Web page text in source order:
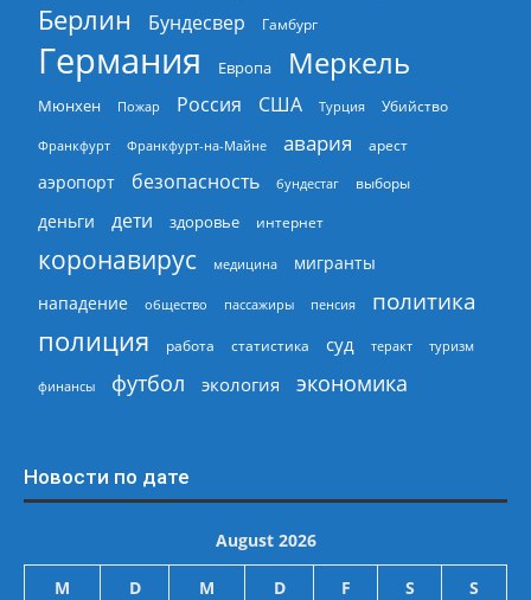
Берлин
Бундесвер Гамбург
Германия Европа Меркель
Мюнхен Пожар Россия США Турция Убийство
Франкфурт Франкфурт-на-Майне авария арест
аэропорт безопасность бундестаг выборы
деньги дети здоровье интернет
коронавирус медицина
мигранты
нападение
общество пассажиры пенсия политика
полиция работа статистика суд теракт туризм
финансы футбол экология экономика
Новости по дате
August 2026
M D M D F S S